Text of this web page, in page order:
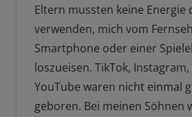
Eltern mussten keine Energie
verwenden, mich vom
Smartphone oder einer
loszueisen. TikTok,
YouTube waren nicht einmal
geboren. Bei meinen Söhnen